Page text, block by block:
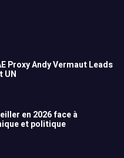
Proxy Andy Vermaut Leads
UN
en 2026 face à
et politique